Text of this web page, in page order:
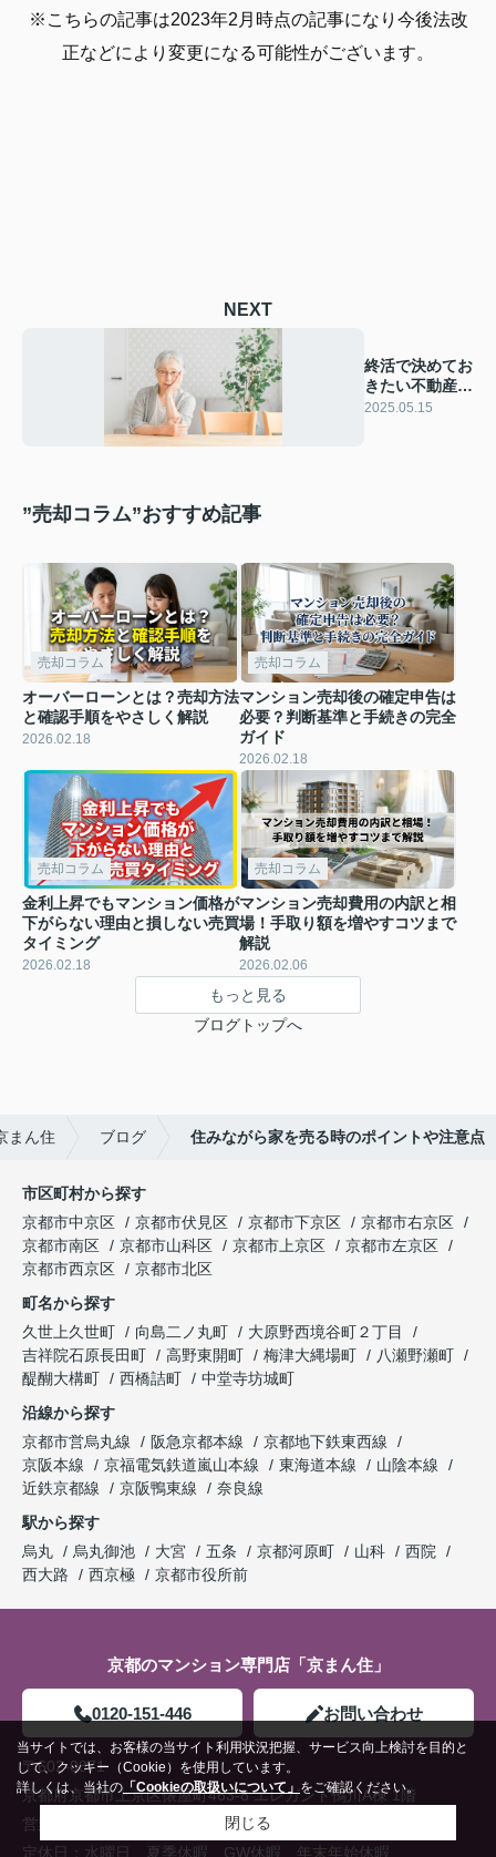
※こちらの記事は2023年2月時点の記事になり今後法改
正などにより変更になる可能性がございます。
NEXT
終活で決めてお
きたい不動産の
処分方法とトラ
2025.05.15
”売却コラム”おすすめ記事
売却コラム
オーバーローンとは？売却方法
と確認手順をやさしく解説
2026.02.18
売却コラム
マンション売却後の確定申告は
必要？判断基準と手続きの完全
ガイド
2026.02.18
売却コラム
金利上昇でもマンション価格が
下がらない理由と損しない売買
タイミング
2026.02.18
売却コラム
マンション売却費用の内訳と相
場！手取り額を増やすコツまで
解説
2026.02.06
もっと見る
ブログトップへ
まん住 ブログ 住みながら家を売る時のポイントや注意点
市区町村から探す
京都市中京区
京都市伏見区 京都市下京区
京都市右京区
京都市南区
京都市山科区 京都市上京区
京都市左京区
京都市西京区
京都市北区
町名から探す
久世上久世町
向島二ノ丸町
大原野西境谷町２丁目
吉祥院石原長田町
高野東開町 梅津大縄場町
八瀬野瀬町
醍醐大構町
西橋詰町
中堂寺坊城町
沿線から探す
京都市営烏丸線
阪急京都本線
京都地下鉄東西線
京阪本線
京福電気鉄道嵐山本線 東海道本線
山陰本線
近鉄京都線
京阪鴨東線
奈良線
駅から探す
烏丸
烏丸御池 大宮 五条 京都河原町 山科
西院
西大路
西京極 京都市役所前
京都のマンション専門店「京まん住」
0120-151-446 お問い合わせ
〒602-0871
京都府京都市上京区俵屋町463-8 エレガント鴨川A棟 1階
営業時間：
定休日： 水曜日、夏季休暇、GW休暇、年末年始休暇
当サイトでは、お客様の当サイト利用状況把握、サービス向上検討を目的と
して、クッキー（Cookie）を使用しています。
詳しくは、当社の 「Cookieの取扱いについて」をご確認ください。
閉じる